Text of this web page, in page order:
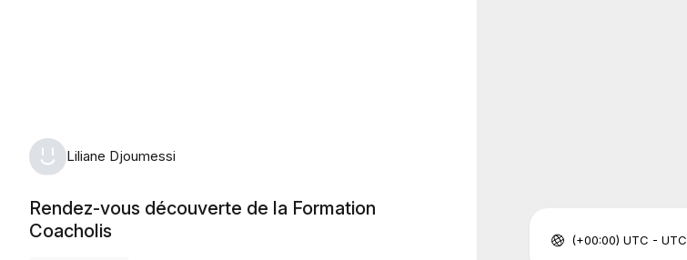
Liliane Djoumessi
Rendez-vous découverte de la Formation
Coacholis
(+00:00) UTC - UTC